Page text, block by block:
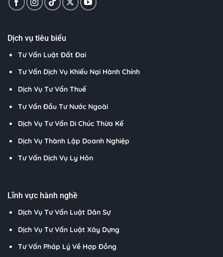
Dịch vụ tiêu biểu
Tư Vấn Luật Đất Đai
Tư Vấn Dịch Vụ Khiếu Nại Hành Chính
Dịch Vụ Tư Vấn Thuế
Tư Vấn Đầu Tư Nước Ngoài
Dịch Vụ Tư Vấn Di Chúc Thừa Kế
Dịch Vụ Thành Lập Doanh Nghiệp
Tư Vấn Dịch Vụ Ly Hôn
Lĩnh vực hành nghề
Dịch Vụ Tư Vấn Luật Dân Sự
Dịch Vụ Tư Vấn Luật Xây Dựng
Tư Vấn Pháp Lý Về Hợp Đồng